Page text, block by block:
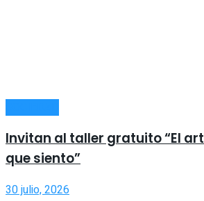
Invitan al taller gratuito “El
que siento”
30 julio, 2026